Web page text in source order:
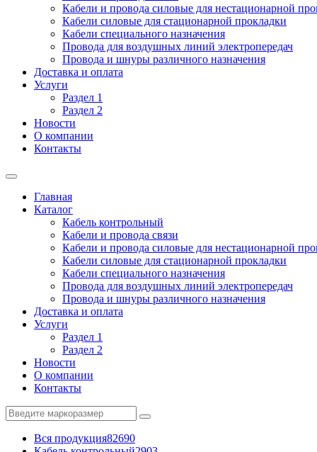
Кабели и провода силовые для нестационарной
Кабели силовые для стационарной прокладки
Кабели специального назначения
Провода для воздушных линий электропередач
Провода и шнуры различного назначения
Доставка и оплата
Услуги
Раздел 1
Раздел 2
Новости
О компании
Контакты
Главная
Каталог
Кабель контрольный
Кабели и провода связи
Кабели и провода силовые для нестационарной
Кабели силовые для стационарной прокладки
Кабели специального назначения
Провода для воздушных линий электропередач
Провода и шнуры различного назначения
Доставка и оплата
Услуги
Раздел 1
Раздел 2
Новости
О компании
Контакты
Вся продукция82690